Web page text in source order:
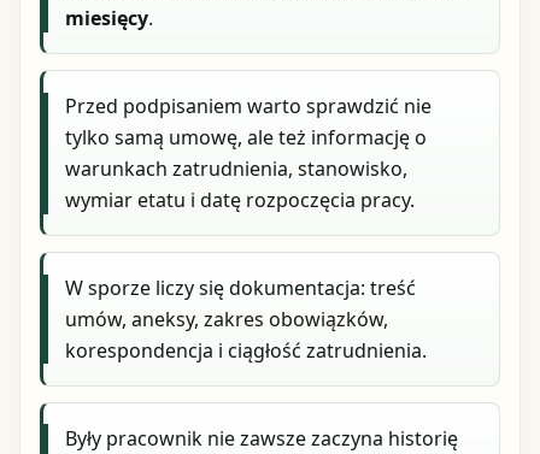
miesięcy.
Przed podpisaniem warto sprawdzić nie
tylko samą umowę, ale też informację o
warunkach zatrudnienia, stanowisko,
wymiar etatu i datę rozpoczęcia pracy.
W sporze liczy się dokumentacja: treść
umów, aneksy, zakres obowiązków,
korespondencja i ciągłość zatrudnienia.
Były pracownik nie zawsze zaczyna historię